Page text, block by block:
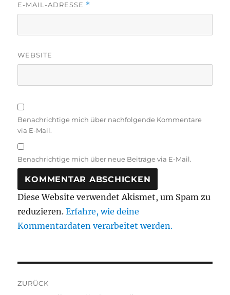
E-MAIL-ADRESSE *
WEBSITE
Benachrichtige mich über nachfolgende Kommentare
via E-Mail.
Benachrichtige mich über neue Beiträge via E-Mail.
Diese Website verwendet Akismet, um Spam zu
reduzieren.Erfahre, wie deine
Kommentardaten verarbeitet werden.
ZURÜCK